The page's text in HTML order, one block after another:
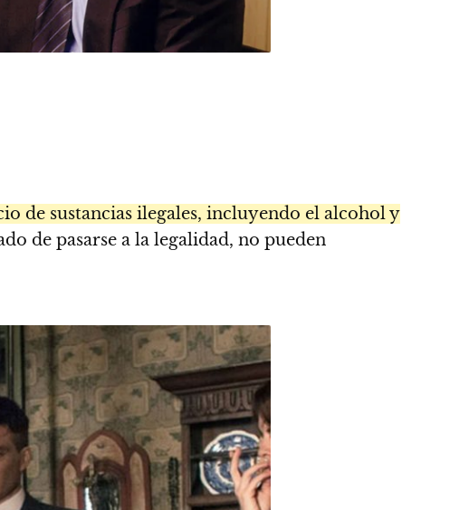
de sustancias ilegales, incluyendo el alcohol y
de pasarse a la legalidad, no pueden